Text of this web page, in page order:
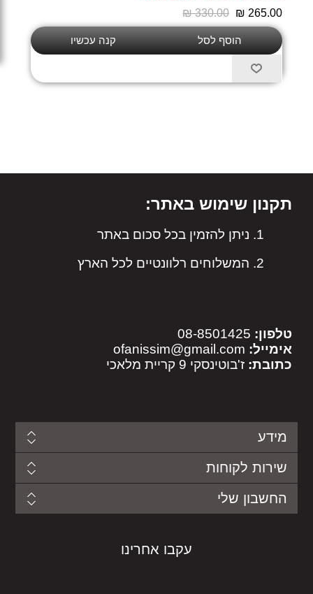
₪ 330.00 ₪ 265.00
תקנון שימוש באתר:
ניתן להזמין בכל סכום באתר
המשלוחים רלוונטיים לכל הארץ
טלפון:
אימייל: ofanissim@gmail.com
כתובת: ז'בוטינסקי 9 קריית מלאכי
מידע
שירות לקוחות
החשבון שלי
עקבו אחרינו